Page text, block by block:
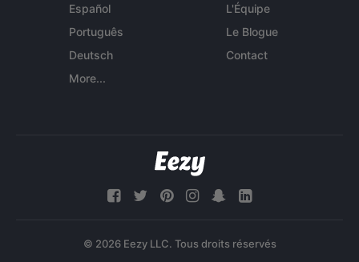
Español
Português
Deutsch
More...
L'Équipe
Le Blogue
Contact
© 2026 Eezy LLC. Tous droits réservés